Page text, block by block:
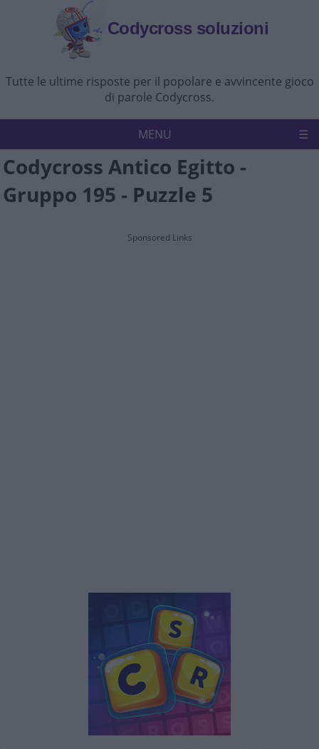
Codycross soluzioni
Tutte le ultime risposte per il popolare e avvincente gioco
di parole Codycross.
MENU
Codycross Politica sulla riservatezza
Disconoscimento Contattaci
Codycross Antico Egitto -
Gruppo 195 - Puzzle 5
Sponsored Links